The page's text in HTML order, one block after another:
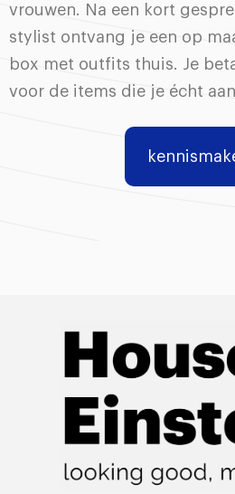
vrouwen. Na een kort
stylist ontvang je een op
box met outfits thuis. Je
voor de items die je écht